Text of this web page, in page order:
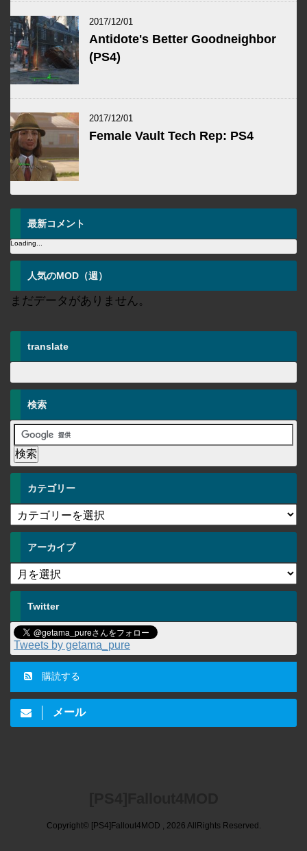
2017/12/01
Antidote's Better Goodneighbor
(PS4)
2017/12/01
Female Vault Tech Rep: PS4
最新コメント
Loading...
人気のMOD（週）
まだデータがありません。
translate
検索
カテゴリー
アーカイブ
Twitter
Tweets by getama_pure
購読する
メール
Copyright© [PS4]Fallout4MOD , 2026 AllRights Reserved.